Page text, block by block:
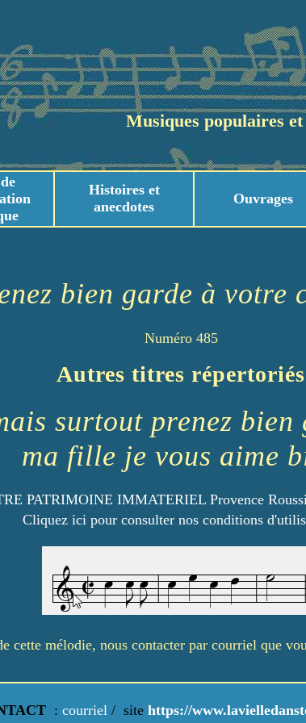
Musiques populaires
Histoires et
anecdotes
Ouvrages
bien garde à votre
Numéro 485
Autres titres répertoriés
surtout prenez bien
ma fille je vous aime
PATRIMOINE IMMATERIEL Provence
Cliquez ici pour consulter nos conditions
cette mélodie, nous contacter par courriel que
: courriel / site https://